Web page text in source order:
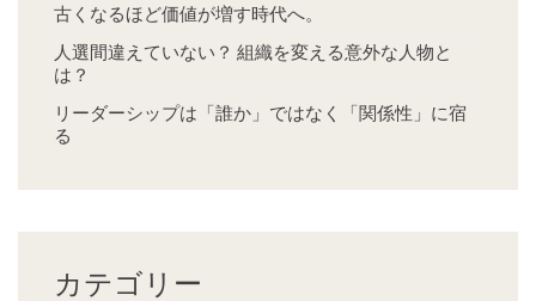
古くなるほど価値が増す時代へ。
人選間違えていない？ 組織を変える意外な人物と
は？
リーダーシップは「誰か」ではなく「関係性」に宿
る
カテゴリー